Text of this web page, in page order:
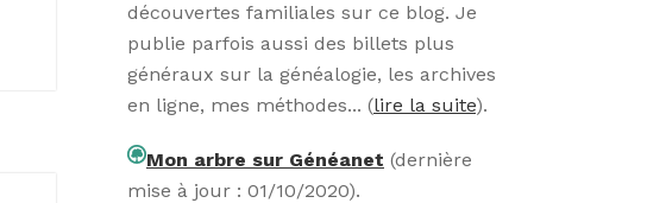
découvertes familiales sur ce blog. Je
publie parfois aussi des billets plus
généraux sur la généalogie, les archives
en ligne, mes méthodes... (lire la suite).
Mon arbre sur Généanet (dernière
mise à jour : 01/10/2020).